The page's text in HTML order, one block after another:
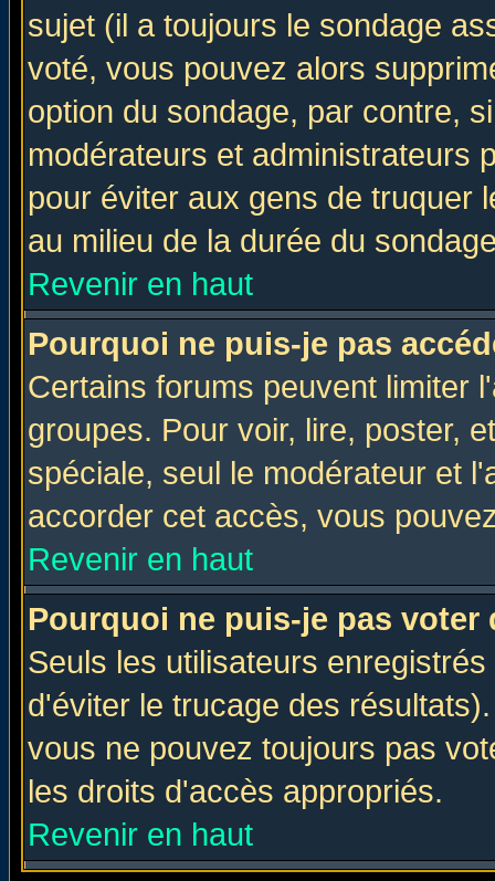
sujet (il a toujours le sondage
voté, vous pouvez alors
option du sondage, par contre,
modérateurs et administrateurs
pour éviter aux gens de truquer
au milieu de la durée du
Revenir en haut
Pourquoi ne puis-je pas
Certains forums peuvent limiter
groupes. Pour voir, lire, poster,
spéciale, seul le modérateur et
accorder cet accès, vous
Revenir en haut
Pourquoi ne puis-je pas voter
Seuls les utilisateurs
d'éviter le trucage des
vous ne pouvez toujours pas
les droits d'accès appropriés.
Revenir en haut